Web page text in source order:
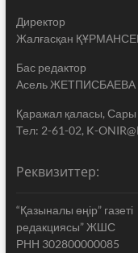
Директор
Жалғасқан
Бас редактор
Асель ЖЕТПИСБАЕВА
Қаражал қаласы, Сары
Тел: 2-61-02, K-
Реквизиттер:
“Қазыналы өңір” газеті
редакциясы” ЖШС
РНН 302800000085